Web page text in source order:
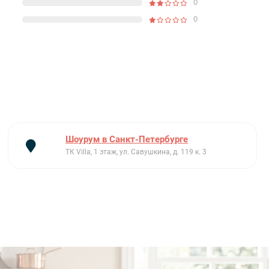
0
0
Шоурум в Санкт-Петербурге
ТК Villa, 1 этаж, ул. Савушкина, д. 119 к. 3